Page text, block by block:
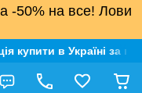
-50% на все! Лови
купити в Україні за